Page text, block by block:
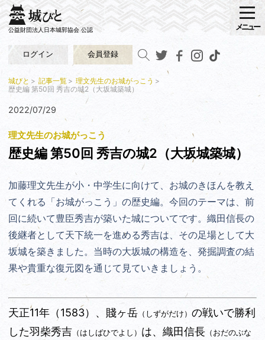
公益財団法人日本城郭協会 公認
ログイン 会員登録
メニュー
城びと 記事一覧
理文先生のお城がっこう
歴史編 第50回 秀吉の城2（大坂城築城）
2022/07/29
理文先生のお城がっこう
歴史編 第50回 秀吉の城2（大坂城築城）
加藤理文先生が小・中学生に向けて、お城のきほんを教え
てくれる「お城がっこう」の歴史編。今回のテーマは、前
回に続いて豊臣秀吉が築いた城についてです。 織田信長の
後継者として天下統一を進める秀吉は、その足場として大
坂城を築きました。当時の大坂城の構造を、発掘調査の結
果や貴重な復元図を通じて見ていきましょう。
天正11年（1583）、賤ヶ岳 （しずがだけ） の戦いで勝利
した羽柴秀吉 （はしばひでよし） は、織田信長 （おだのぶな